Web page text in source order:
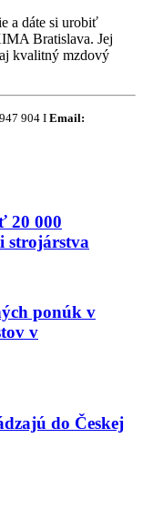
a dáte si urobiť
Bratislava. Jej
kvalitný mzdový
904 I Email:
20 000
strojárstva
ponúk v
v
do Českej